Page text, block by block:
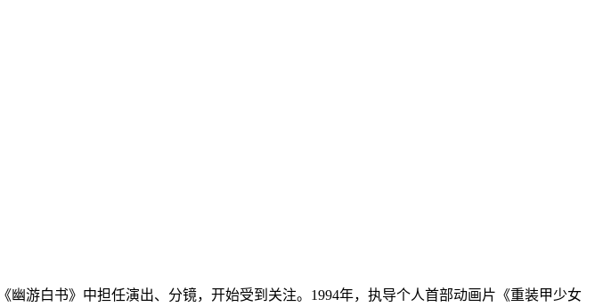
游白书》中担任演出、分镜，开始受到关注。1994年，执导个人首部动画片《重装甲少女